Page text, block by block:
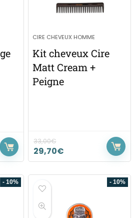
CIRE CHEVEUX HOMME
Kit cheveux Cire
Matt Cream +
Peigne
33,00€
29,70€
- 10% - 10%